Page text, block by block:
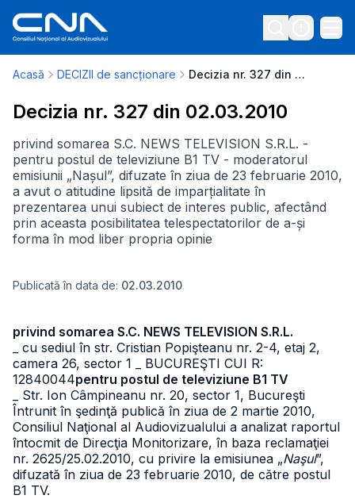
Acasă DECIZII de sancționare Decizia nr. 327 din 02.03.2010
Decizia nr. 327 din 02.03.2010
privind somarea S.C. NEWS TELEVISION S.R.L. -
pentru postul de televiziune B1 TV - moderatorul
emisiunii „Nașul”, difuzate în ziua de 23 februarie 2010,
a avut o atitudine lipsită de imparțialitate în
prezentarea unui subiect de interes public, afectând
prin aceasta posibilitatea telespectatorilor de a-și
forma în mod liber propria opinie
Publicată în data de: 02.03.2010
privind somarea S.C. NEWS TELEVISION S.R.L.
_ cu sediul în str. Cristian Popişteanu nr. 2-4, etaj 2,
camera 26, sector 1
_ BUCUREŞTI CUI R:
12840044pentru postul de televiziune B1 TV
_ Str. Ion Câmpineanu nr. 20, sector 1, Bucureşti
Întrunit în şedinţă publică în ziua de 2 martie 2010,
Consiliul Naţional al Audiovizualului a analizat raportul
întocmit de Direcţia Monitorizare, în baza reclamaţiei
nr. 2625/25.02.2010, cu privire la emisiunea „Naşul”,
difuzată în ziua de 23 februarie 2010, de către postul
B1 TV.